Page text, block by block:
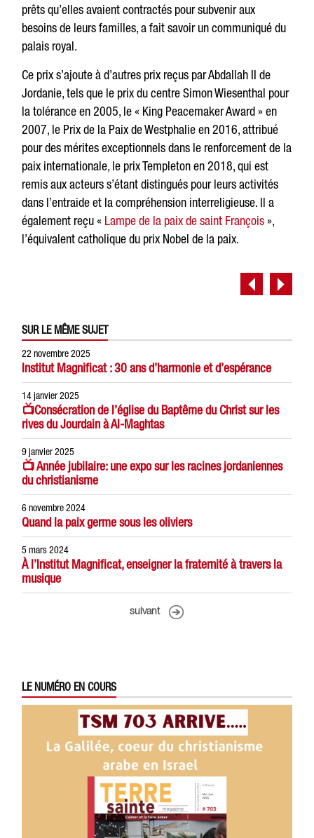
prêts qu’elles avaient contractés pour subvenir aux
besoins de leurs familles, a fait savoir un communiqué du
palais royal.
Ce prix s’ajoute à d’autres prix reçus par Abdallah II de
Jordanie, tels que le prix du centre Simon Wiesenthal pour
la tolérance en 2005, le « King Peacemaker Award » en
2007, le Prix de la Paix de Westphalie en 2016, attribué
pour des mérites exceptionnels dans le renforcement de la
paix internationale, le prix Templeton en 2018, qui est
remis aux acteurs s’étant distingués pour leurs activités
dans l’entraide et la compréhension interreligieuse. Il a
également reçu « Lampe de la paix de saint François»,
l’équivalent catholique du prix Nobel de la paix.
SUR LE MÊME SUJET
22 novembre 2025
Institut Magnificat : 30 ans d’harmonie et d’espérance
14 janvier 2025
📺Consécration de l’église du Baptême du Christ sur les
rives du Jourdain à Al-Maghtas
9 janvier 2025
📺 Année jubilaire: une expo sur les racines jordaniennes
du christianisme
6 novembre 2024
Quand la paix germe sous les oliviers
5 mars 2024
À l’Institut Magnificat, enseigner la fraternité à travers la
musique
suivant
LE NUMÉRO EN COURS